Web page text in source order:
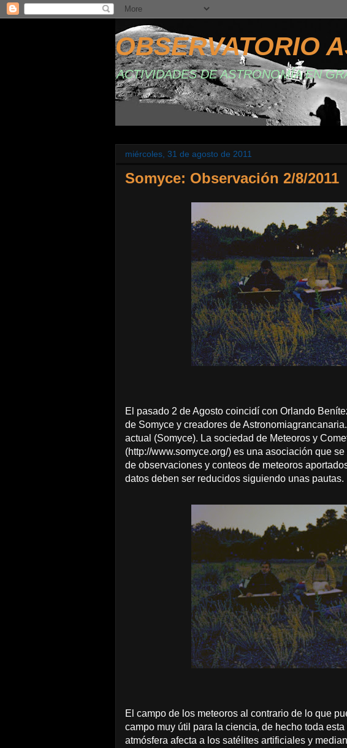
OBSERVATORIO
ACTIVIDADES DE ASTRONOMÍA EN
miércoles, 31 de agosto de 2011
Somyce: Observación 2/8/2011
El pasado 2 de Agosto coincidí con Orlando
de Somyce y creadores de
actual (Somyce). La sociedad de Meteoros y
(http://www.somyce.org/) es una asociación que
de observaciones y conteos de meteoros
datos deben ser reducidos siguiendo unas pautas.
El campo de los meteoros al contrario de lo que
campo muy útil para la ciencia, de hecho toda
atmósfera afecta a los satélites artificiales y